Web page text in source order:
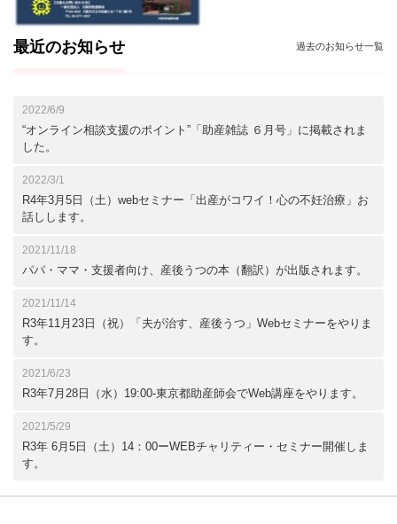
最近のお知らせ
2022/6/9
“オンライン相談支援のポイント”「助産雑誌 ６月号」に掲載されま
した。
2022/3/1
R4年3月5日（土）webセミナー「出産がコワイ！心の不妊治療」お
話しします。
2021/11/18
パパ・ママ・支援者向け、産後うつの本（翻訳）が出版されます。
2021/11/14
R3年11月23日（祝）「夫が治す、産後うつ」Webセミナーをやりま
す。
2021/6/23
R3年7月28日（水）19:00-東京都助産師会でWeb講座をやります。
2021/5/29
R3年 6月5日（土）14：00ーWEBチャリティー・セミナー開催しま
す。
過去のお知らせ一覧